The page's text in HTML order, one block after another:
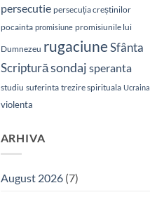
persecutie persecuția creștinilor
pocainta promisiune promisiunile lui
Dumnezeu rugaciuneSfânta
Scripturăsondaj speranta
studiu suferinta trezire spirituala Ucraina
violenta
ARHIVA
August 2026(7)